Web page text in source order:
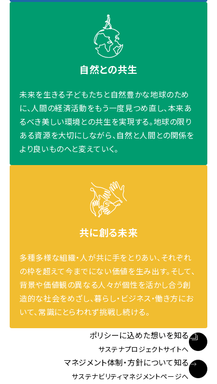
自然との共生
未来を生きる子どもたちと自然豊かな地球のため
に、人間の経済活動をもう一度見つめ直し、本来あ
るべき美しい環境との共生を実現する。地球の限り
ある資源を大切にしながら、自然と人間との関係を
より良いものへと変えていく。
共に創る未来
多種多様な組織・人が共に手をとりあい、それぞれ
の枠を超えて今までにない価値を生み出す。そして、
背景や価値観の異なる人々が個性を活かし合う創
造的な社会をめざし、暮らし・ビジネス・働き方にお
いて、常識にとらわれず挑戦し続ける。
ポリシーに込めた想いを知る
サステナプロジェクトサイトへ
マネジメント体制・方針について知る
サステナビリティマネジメントページへ